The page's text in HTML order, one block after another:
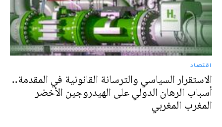
اقتصاد
الاستقرار السياسي والترسانة القانونية في المقدمة..
أسباب الرهان الدولي على الهيدروجين الأخضر
المغرب المغربي